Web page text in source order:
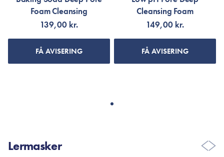
Foam Cleansing
139,00 kr.
FÅ AVISERING
Cleansing Foam
149,00 kr.
FÅ AVISERING
Lermasker